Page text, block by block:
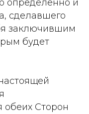
определенно и
сделавшего
заключившим
будет
обеих Сторон